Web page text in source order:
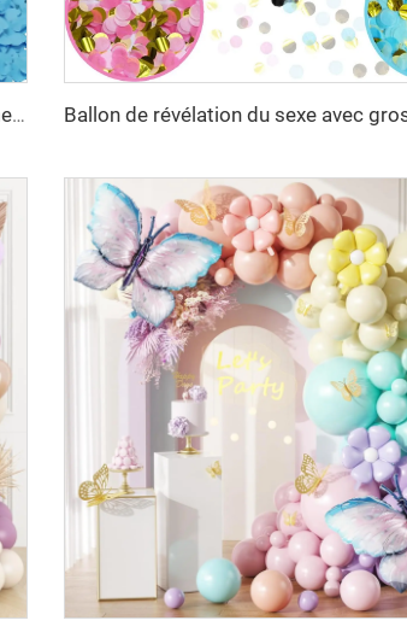
Canon de révélation du sexe, poppers en forme de cœur avec confettis, roses et bleus, poudre pour canon, tireur, lanceur pour fête de naissance, baptême